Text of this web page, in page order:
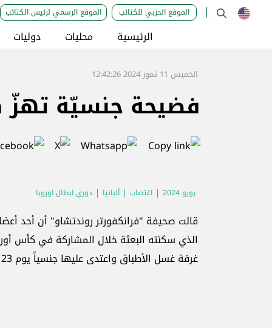
الموقع الحزبي للكتائب الموقع الرسمي لرئيس الكتائب
الرئيسية محليات دوليات
الخميس 11 تموز 2024 12:42:26
فضيحة جنسيّة تهزّ
يورو 2024 اغتصاب ألبانيا دوري ابطال اوروبا
قالت صحيفة "فرانكفورتر روندتشاو" أن أحد
غرفة غسل الأطباق واعتدى عليها جنسياً يوم 23 حزيران الماضي.